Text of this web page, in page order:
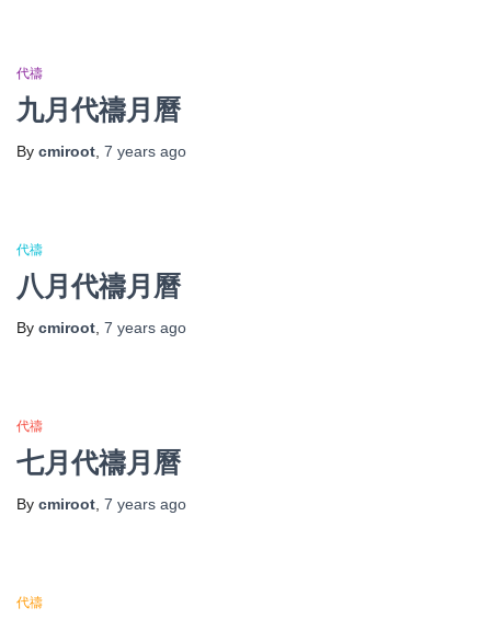
代禱
九月代禱月曆
By cmiroot 7 years ago
代禱
八月代禱月曆
By cmiroot 7 years ago
代禱
七月代禱月曆
By cmiroot 7 years ago
代禱